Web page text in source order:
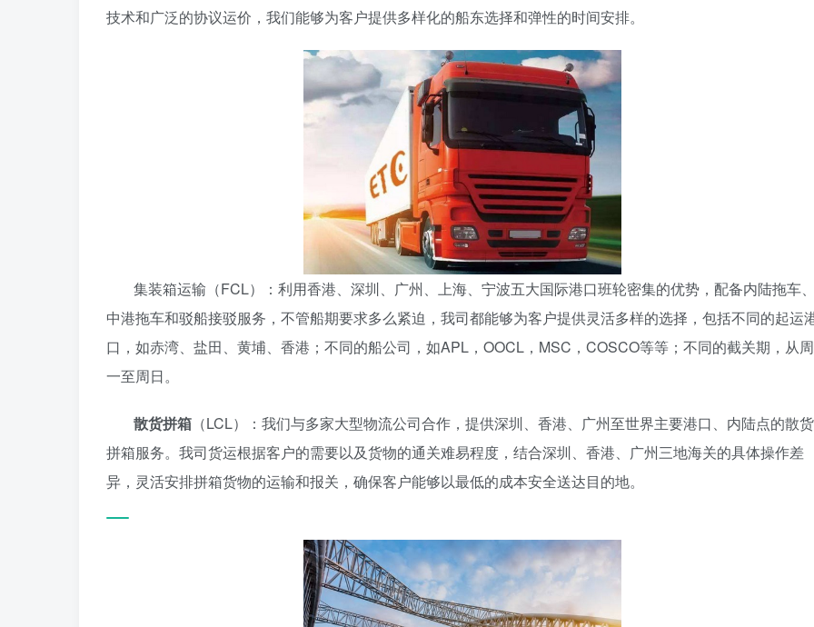
技术和广泛的协议运价，我们能够为客户提供多样化的船东选择和弹性的时间安排。
集装箱运输（FCL）：利用香港、深圳、广州、上海、宁波五大国际港口班轮密集的优势，配备内陆拖车
中港拖车和驳船接驳服务，不管船期要求多么紧迫，我司都能够为客户提供灵活多样的选择，包括不同的起运
口，如赤湾、盐田、黄埔、香港；不同的船公司，如APL，OOCL，MSC，COSCO等等；不同的截关期，从周
一至周日。
散货拼箱 （LCL）：我们与多家大型物流公司合作，提供深圳、香港、广州至世界主要港口、内陆点的散货
拼箱服务。我司货运根据客户的需要以及货物的通关难易程度，结合深圳、香港、广州三地海关的具体操作差
异，灵活安排拼箱货物的运输和报关，确保客户能够以最低的成本安全送达目的地。